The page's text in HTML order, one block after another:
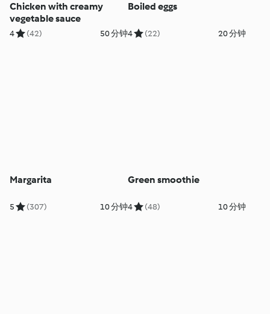
Chicken with creamy
vegetable sauce
4 (42) 50 分钟
Boiled eggs
4 (22) 20 分钟
Margarita
5 (307) 10 分钟
Green smoothie
4 (48) 10 分钟